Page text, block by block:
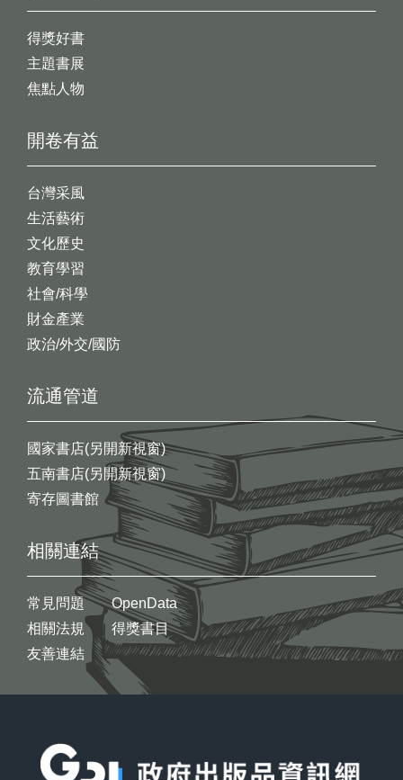
開卷有益
台灣采風
生活藝術
文化歷史
教育學習
社會/科學
財金產業
政治/外交/國防
得獎好書
主題書展
焦點人物
流通管道
國家書店(另開新視窗)
五南書店(另開新視窗)
寄存圖書館
相關連結
常見問題
相關法規
友善連結
OpenData
得獎書目